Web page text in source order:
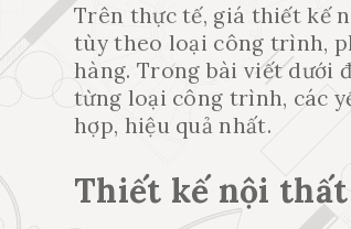
Trên thực tế, giá thiết kế
tùy theo loại công trình,
hàng. Trong bài viết dưới
từng loại công trình, các
hợp, hiệu quả nhất.
Thiết kế nội